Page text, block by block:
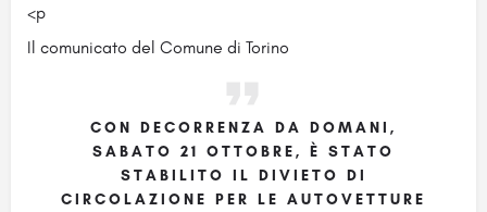
<p
Il comunicato del Comune di Torino
CON DECORRENZA DA DOMANI,
SABATO 21 OTTOBRE, È STATO
STABILITO IL DIVIETO DI
CIRCOLAZIONE PER LE AUTOVETTURE